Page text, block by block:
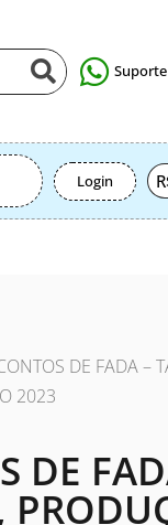
Suporte
Login
DE FADA –
2023
DE